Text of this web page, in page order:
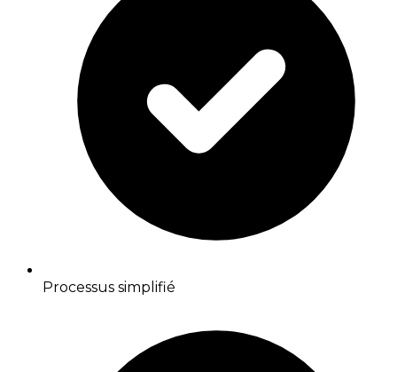
Processus simplifié